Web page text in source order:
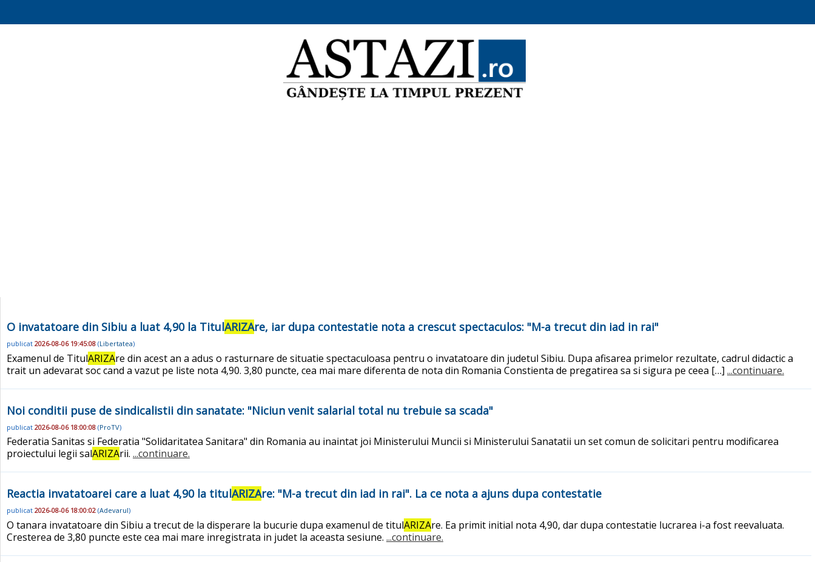
O invatatoare din Sibiu a luat 4,90 la TitulARIZAre, iar dupa contestatie nota a crescut spectaculos: "M-a trecut din iad in rai"
publicat 2026-08-06 19:45:08 (Libertatea)
Examenul de TitulARIZAre din acest an a adus o rasturnare de situatie spectaculoasa pentru o invatatoare din judetul Sibiu. Dupa afisarea primelor rezultate, cadrul didactic a
trait un adevarat soc cand a vazut pe liste nota 4,90. 3,80 puncte, cea mai mare diferenta de nota din Romania Constienta de pregatirea sa si sigura pe ceea […] ...continuare.
Noi conditii puse de sindicalistii din sanatate: "Niciun venit salarial total nu trebuie sa scada"
publicat 2026-08-06 18:00:08 (ProTV)
Federatia Sanitas si Federatia "Solidaritatea Sanitara" din Romania au inaintat joi Ministerului Muncii si Ministerului Sanatatii un set comun de solicitari pentru modificarea
proiectului legii salARIZArii. ...continuare.
Reactia invatatoarei care a luat 4,90 la titulARIZAre: "M-a trecut din iad in rai". La ce nota a ajuns dupa contestatie
publicat 2026-08-06 18:00:02 (Adevarul)
O tanara invatatoare din Sibiu a trecut de la disperare la bucurie dupa examenul de titulARIZAre. Ea primit initial nota 4,90, dar dupa contestatie lucrarea i-a fost reevaluata.
Cresterea de 3,80 puncte este cea mai mare inregistrata in judet la aceasta sesiune. ...continuare.